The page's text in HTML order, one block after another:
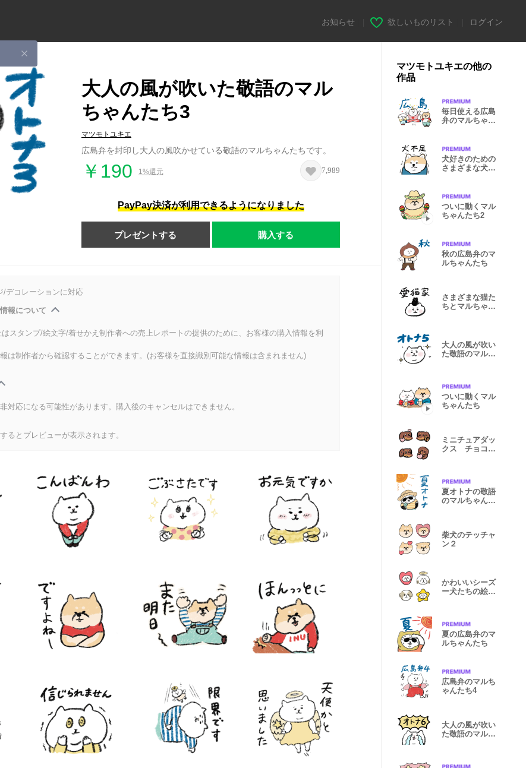
お知らせ 欲しいものリスト ログイン
大人の風が吹いた敬語のマル
ちゃんたち3
マツモトユキエ
広島弁を封印し大人の風吹かせている敬語のマルちゃんたちです。
￥190 1%還元 7,989
PayPay決済が利用できるようになりました
プレゼントする 購入する
/デコレーションに対応
報について
スタンプ/絵文字/着せかえ制作者への売上レポートの提供のために、お客様の購入情報を利
は制作者から確認することができます。(お客様を直接識別可能な情報は含まれません)
対応になる可能性があります。購入後のキャンセルはできません。
るとプレビューが表示されます。
マツモトユキエの他の
作品
毎日使える広島
弁のマルちゃん
犬好きのための
さまざまな犬た
ついに動くマル
ちゃんたち2
秋の広島弁のマ
ルちゃんたち
さまざまな猫た
ちとマルちゃん
大人の風が吹い
た敬語のマルち
ついに動くマル
ちゃんたち
ミニチュアダッ
クス チョコタ
夏オトナの敬語
のマルちゃんた
柴犬のテッチャ
ン２
かわいいシーズ
ー犬たちの絵文
夏の広島弁のマ
ルちゃんたち
広島弁のマルち
ゃんたち4
大人の風が吹い
た敬語のマルち